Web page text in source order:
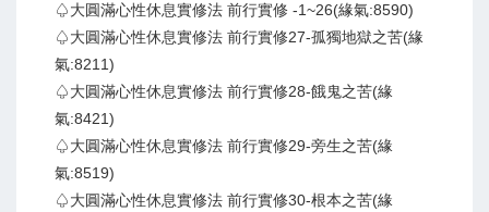
♤大圓滿心性休息實修法 前行實修 -1~26(緣氣:8590)
♤大圓滿心性休息實修法 前行實修27-孤獨地獄之苦(緣
氣:8211)
♤大圓滿心性休息實修法 前行實修28-餓鬼之苦(緣
氣:8421)
♤大圓滿心性休息實修法 前行實修29-旁生之苦(緣
氣:8519)
♤大圓滿心性休息實修法 前行實修30-根本之苦(緣